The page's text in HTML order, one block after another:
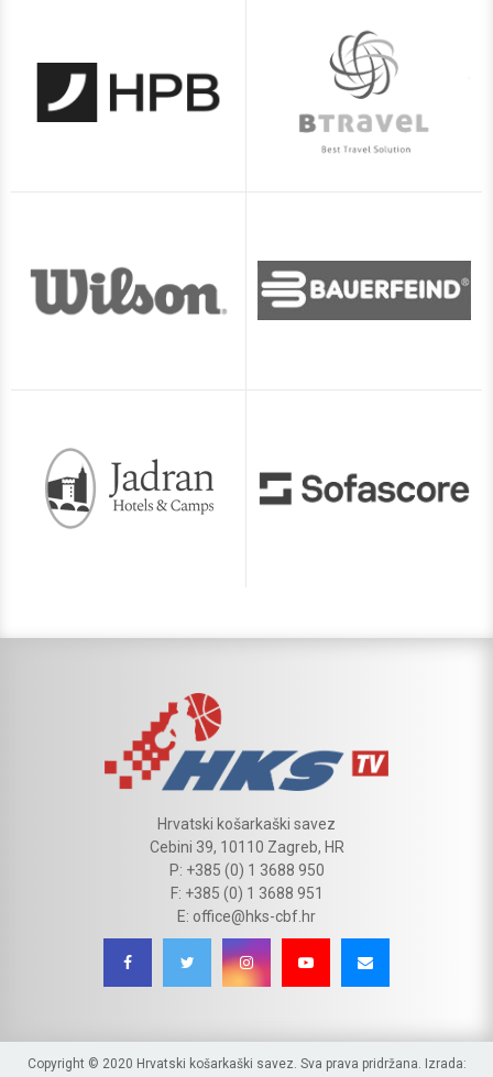
Hrvatski košarkaški savez
Cebini 39, 10110 Zagreb, HR
P: +385 (0) 1 3688 950
F: +385 (0) 1 3688 951
E: office@hks-cbf.hr
Copyright © 2020 Hrvatski košarkaški savez. Sva prava pridržana. Izrada: